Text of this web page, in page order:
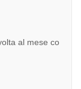
al mese co